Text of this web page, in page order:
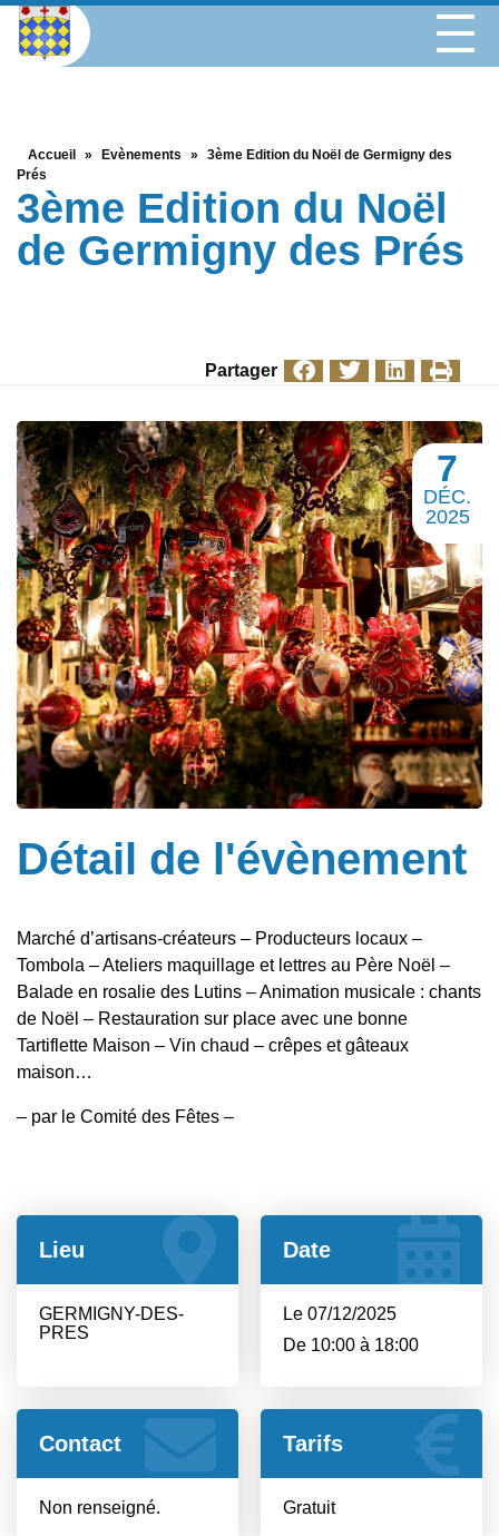
Accueil » Evènements »
3ème Edition du Noël de Germigny des
Prés
3ème Edition du Noël
de Germigny des Prés
Partager
7
DÉC.
2025
Détail de l'évènement
Marché d’artisans-créateurs – Producteurs locaux –
Tombola – Ateliers maquillage et lettres au Père Noël –
Balade en rosalie des Lutins – Animation musicale : chants
de Noël – Restauration sur place avec une bonne
Tartiflette Maison – Vin chaud – crêpes et gâteaux
maison…
– par le Comité des Fêtes –
Lieu
GERMIGNY-DES-
PRES
Date
Le 07/12/2025
De 10:00 à 18:00
Contact
Non renseigné.
Tarifs
Gratuit